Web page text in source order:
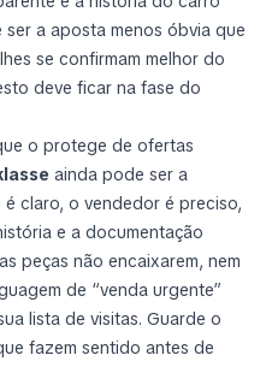
a aposta menos óbvia que
se confirmam melhor do
deve ficar na fase do
o protege de ofertas
ainda pode ser a
claro, o vendedor é preciso,
e a documentação
peças não encaixarem, nem
de “venda urgente”
lista de visitas. Guarde o
fazem sentido antes de